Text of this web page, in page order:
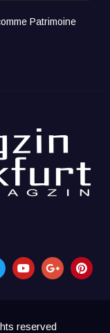
Patrimoine
reserved